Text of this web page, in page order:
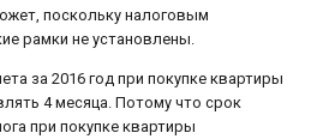
поскольку налоговым
рамки не установлены.
за 2016 год при покупке квартиры
4 месяца. Потому что срок
при покупке квартиры